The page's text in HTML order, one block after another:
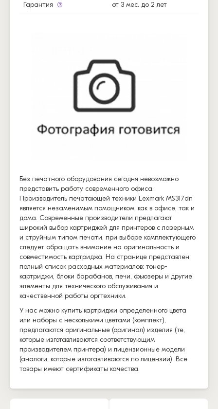
Гарантия от 3 мес. до 2 лет
Без печатного оборудования сегодня невозможно
представить работу современного офиса.
Производитель печатающей техники Lexmark MS317dn
является незаменимым помощником, как в офисе, так и
дома. Современные производители предлагают
широкий выбор картриджей для принтеров с лазерным
и струйным типом печати, при выборе комплектующего
следует обращать внимание на оригинальность и
совместимость картриджа. На странице представлен
полный список расходных материалов: тонер-
картриджи, блоки барабанов, печи, фьюзеры и другие
элементы для технического обслуживания и
качественной работы оргтехники.
У нас можно купить картриджи определенного цвета
или наборы с несколькими цветами (комплект),
предлагаются оригинальные (оригинал) изделия (те,
которые изготавливаются соответствующим
производителем принтера) и лицензионные модели
(аналоги, которые изготавливаются по лицензии). Все
товары имеют сертификаты качества.